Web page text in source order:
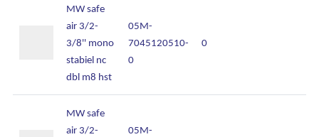
MW safe
air 3/2-
3/8'' mono
stabiel nc
dbl m8 hst
05M-
7045120510-
0
0
MW safe
air 3/2-
05M-